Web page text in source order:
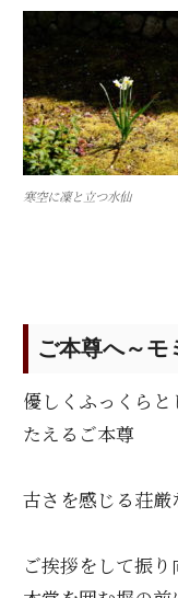
寒空に凜と立つ水仙
ご本尊へ～モ
優しくふっくら
たえるご本尊
古さを感じる荘厳
ご挨拶をして振り